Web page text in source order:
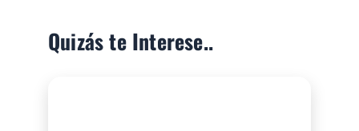
Quizás te Interese..